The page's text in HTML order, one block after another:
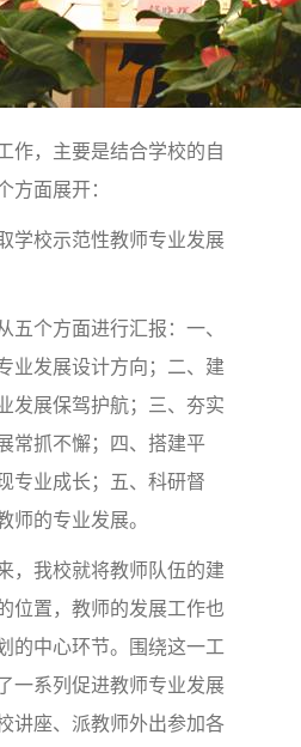
，主要是结合学校的自
面展开：
校示范性教师专业发展
五个方面进行汇报：一、
业发展设计方向；二、建
发展保驾护航；三、夯实
常抓不懈；四、搭建平
专业成长；五、科研督
师的专业发展。
我校就将教师队伍的建
位置，教师的发展工作也
的中心环节。围绕这一工
一系列促进教师专业发展
讲座、派教师外出参加各